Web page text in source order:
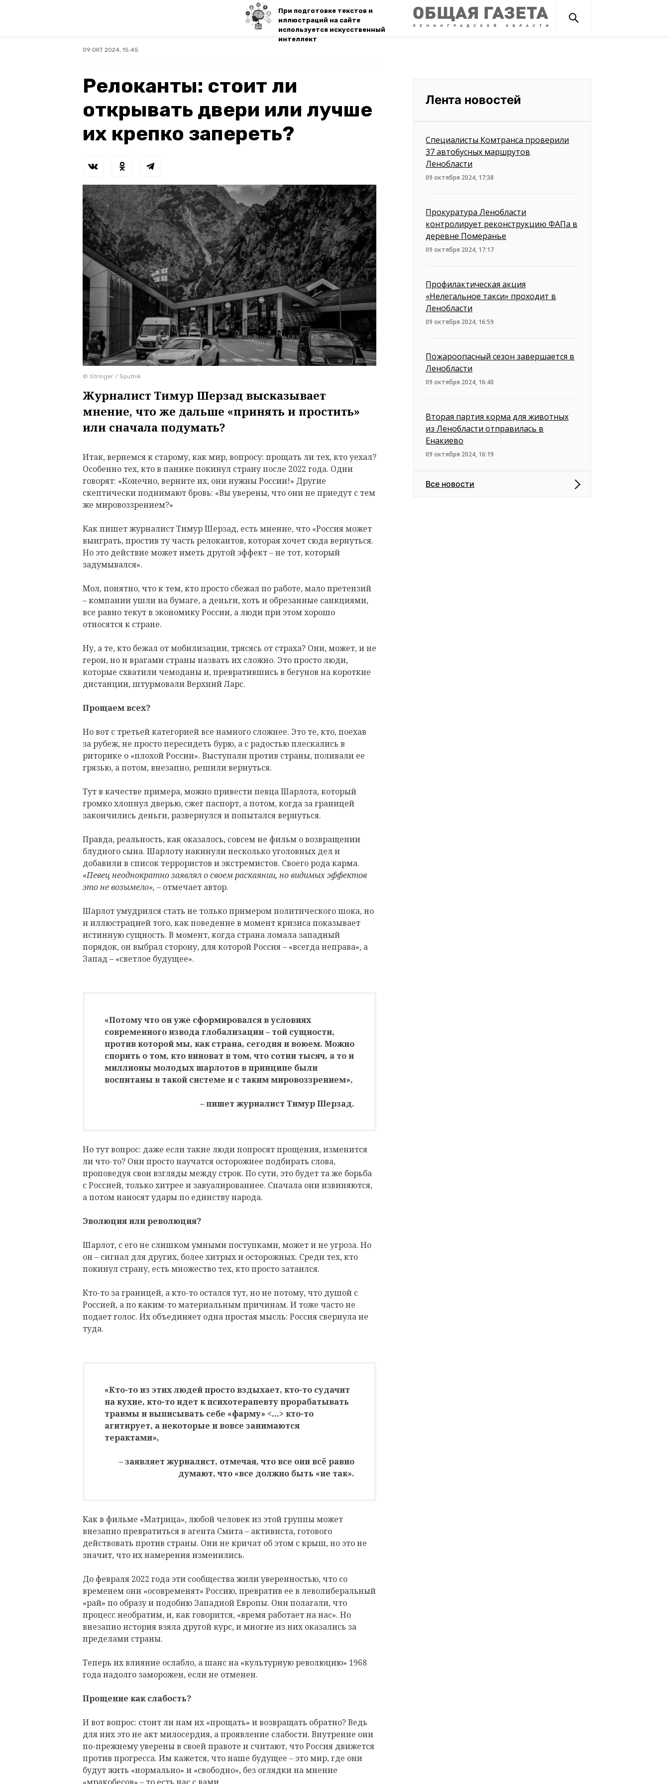
При подготовке текстов и
иллюстраций на сайте
используется искусственный
интеллект
09 ОКТ 2024, 15:45
Релоканты: стоит ли
открывать двери или лучше
их крепко запереть?
© Stringer / Sputnik
Журналист Тимур Шерзад высказывает
мнение, что же дальше «принять и простить»
или сначала подумать?
Итак, вернемся к старому, как мир, вопросу: прощать ли тех, кто уехал?
Особенно тех, кто в панике покинул страну после 2022 года. Одни
говорят: «Конечно, верните их, они нужны России!» Другие
скептически поднимают бровь: «Вы уверены, что они не приедут с тем
же мировоззрением?»
Как пишет журналист Тимур Шерзад, есть мнение, что «Россия может
выиграть, простив ту часть релокантов, которая хочет сюда вернуться.
Но это действие может иметь другой эффект – не тот, который
задумывался».
Мол, понятно, что к тем, кто просто сбежал по работе, мало претензий
– компании ушли на бумаге, а деньги, хоть и обрезанные санкциями,
все равно текут в экономику России, а люди при этом хорошо
относятся к стране.
Ну, а те, кто бежал от мобилизации, трясясь от страха? Они, может, и не
герои, но и врагами страны назвать их сложно. Это просто люди,
которые схватили чемоданы и, превратившись в бегунов на короткие
дистанции, штурмовали Верхний Ларс.
Прощаем всех?
Но вот с третьей категорией все намного сложнее. Это те, кто, поехав
за рубеж, не просто пересидеть бурю, а с радостью плескались в
риторике о «плохой России». Выступали против страны, поливали ее
грязью, а потом, внезапно, решили вернуться.
Тут в качестве примера, можно привести певца Шарлота, который
громко хлопнул дверью, сжег паспорт, а потом, когда за границей
закончились деньги, развернулся и попытался вернуться.
Правда, реальность, как оказалось, совсем не фильм о возвращении
блудного сына. Шарлоту накинули несколько уголовных дел и
добавили в список террористов и экстремистов. Своего рода карма.
«Певец неоднократно заявлял о своем раскаянии, но видимых эффектов
это не возымело», – отмечает автор.
Шарлот умудрился стать не только примером политического шока, но
и иллюстрацией того, как поведение в момент кризиса показывает
истинную сущность. В момент, когда страна ломала западный
порядок, он выбрал сторону, для которой Россия – «всегда неправа», а
Запад – «светлое будущее».
«Потому что он уже сформировался в условиях
современного извода глобализации – той сущности,
против которой мы, как страна, сегодня и воюем. Можно
спорить о том, кто виноват в том, что сотни тысяч, а то и
миллионы молодых шарлотов в принципе были
воспитаны в такой системе и с таким мировоззрением»,
– пишет журналист Тимур Шерзад.
Но тут вопрос: даже если такие люди попросят прощения, изменится
ли что-то? Они просто научатся осторожнее подбирать слова,
проповедуя свои взгляды между строк. По сути, это будет та же борьба
с Россией, только хитрее и завуалированнее. Сначала они извиняются,
а потом наносят удары по единству народа.
Эволюция или революция?
Шарлот, с его не слишком умными поступками, может и не угроза. Но
он – сигнал для других, более хитрых и осторожных. Среди тех, кто
покинул страну, есть множество тех, кто просто затаился.
Кто-то за границей, а кто-то остался тут, но не потому, что душой с
Россией, а по каким-то материальным причинам. И тоже часто не
подает голос. Их объединяет одна простая мысль: Россия свернула не
туда.
«Кто-то из этих людей просто вздыхает, кто-то судачит
на кухне, кто-то идет к психотерапевту прорабатывать
травмы и выписывать себе «фарму» <…> кто-то
агитирует, а некоторые и вовсе занимаются
терактами»,
– заявляет журналист, отмечая, что все они всё равно
думают, что «все должно быть «не так».
Как в фильме «Матрица», любой человек из этой группы может
внезапно превратиться в агента Смита – активиста, готового
действовать против страны. Они не кричат об этом с крыш, но это не
значит, что их намерения изменились.
До февраля 2022 года эти сообщества жили уверенностью, что со
временем они «осовременят» Россию, превратив ее в леволиберальный
«рай» по образу и подобию Западной Европы. Они полагали, что
процесс необратим, и, как говорится, «время работает на нас». Но
внезапно история взяла другой курс, и многие из них оказались за
пределами страны.
Теперь их влияние ослабло, а шанс на «культурную революцию» 1968
года надолго заморожен, если не отменен.
Прощение как слабость?
И вот вопрос: стоит ли нам их «прощать» и возвращать обратно? Ведь
для них это не акт милосердия, а проявление слабости. Внутренне они
по-прежнему уверены в своей правоте и считают, что Россия движется
против прогресса. Им кажется, что наше будущее – это мир, где они
будут жить «нормально» и «свободно», без оглядки на мнение
Лента новостей
Специалисты Комтранса проверили
37 автобусных маршрутов
Ленобласти
09 октября 2024, 17:38
Прокуратура Ленобласти
контролирует реконструкцию ФАПа в
деревне Померанье
09 октября 2024, 17:17
Профилактическая акция
«Нелегальное такси» проходит в
Ленобласти
09 октября 2024, 16:59
Пожароопасный сезон завершается в
Ленобласти
09 октября 2024, 16:40
Вторая партия корма для животных
из Ленобласти отправилась в
Енакиево
09 октября 2024, 16:19
Все новости